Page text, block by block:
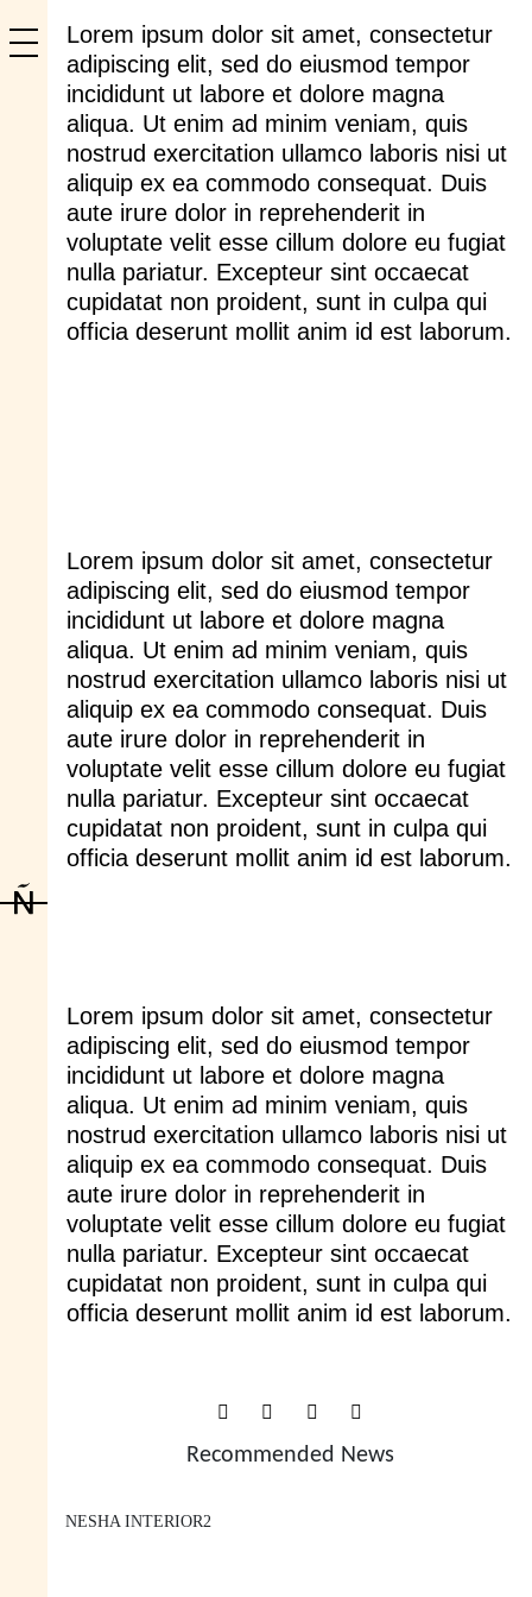
Lorem ipsum dolor sit amet, consectetur
adipiscing elit, sed do eiusmod tempor
incididunt ut labore et dolore magna
aliqua. Ut enim ad minim veniam, quis
nostrud exercitation ullamco laboris nisi ut
aliquip ex ea commodo consequat. Duis
aute irure dolor in reprehenderit in
voluptate velit esse cillum dolore eu fugiat
nulla pariatur. Excepteur sint occaecat
cupidatat non proident, sunt in culpa qui
officia deserunt mollit anim id est laborum.
Lorem ipsum dolor sit amet, consectetur
adipiscing elit, sed do eiusmod tempor
incididunt ut labore et dolore magna
aliqua. Ut enim ad minim veniam, quis
nostrud exercitation ullamco laboris nisi ut
aliquip ex ea commodo consequat. Duis
aute irure dolor in reprehenderit in
voluptate velit esse cillum dolore eu fugiat
nulla pariatur. Excepteur sint occaecat
cupidatat non proident, sunt in culpa qui
officia deserunt mollit anim id est laborum.
Lorem ipsum dolor sit amet, consectetur
adipiscing elit, sed do eiusmod tempor
incididunt ut labore et dolore magna
aliqua. Ut enim ad minim veniam, quis
nostrud exercitation ullamco laboris nisi ut
aliquip ex ea commodo consequat. Duis
aute irure dolor in reprehenderit in
voluptate velit esse cillum dolore eu fugiat
nulla pariatur. Excepteur sint occaecat
cupidatat non proident, sunt in culpa qui
officia deserunt mollit anim id est laborum.
NESHA INTERIOR2